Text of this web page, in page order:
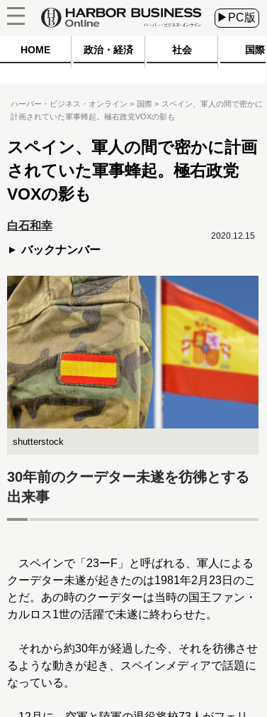
▶PC版
HOME 政治・経済 社会 国際
ハーバー・ビジネス・オンライン 国際
スペイン、軍人の間で密かに
計画されていた軍事蜂起。極右政党VOXの影も
スペイン、軍人の間で密かに計画
されていた軍事蜂起。極右政党
VOXの影も
白石和幸
バックナンバー
2020.12.15
shutterstock
30年前のクーデター未遂を彷彿とする
出来事
スペインで「23ーF」と呼ばれる、軍人による
クーデター未遂が起きたのは1981年2月23日のこ
とだ。あの時のクーデターは当時の国王ファン・
カルロス1世の活躍で未遂に終わらせた。
それから約30年が経過した今、それを彷彿させ
るような動きが起き、スペインメディアで話題に
なっている。